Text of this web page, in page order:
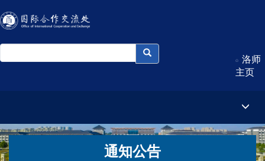
洛师
主页
通知公告